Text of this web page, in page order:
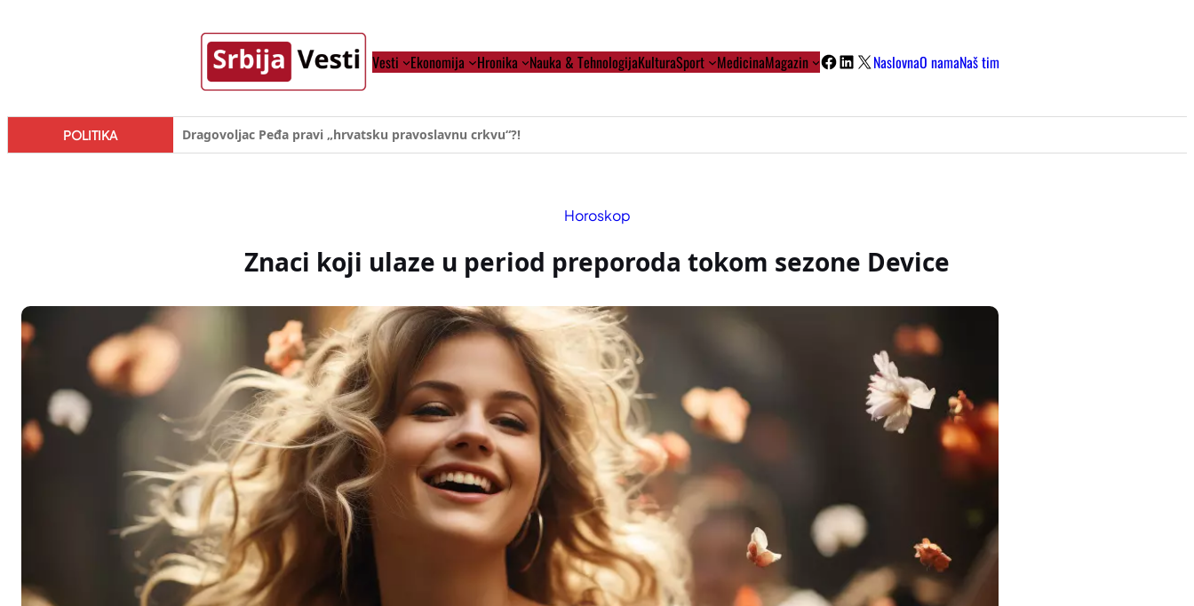
Vesti Ekonomija Hronika Nauka & TehnologijaKulturaSport MedicinaMagazin Facebook
LinkedIn
X NaslovnaO namaNaš tim
POLITIKA Đilas/Šolak propaganda uspela u dehumanizaciji Vučića
Horoskop
Znaci koji ulaze u period preporoda tokom sezone Device